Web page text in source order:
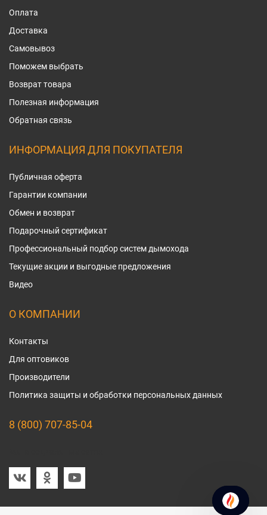
Оплата
Доставка
Самовывоз
Поможем выбрать
Возврат товара
Полезная информация
Обратная связь
ИНФОРМАЦИЯ ДЛЯ ПОКУПАТЕЛЯ
Публичная оферта
Гарантии компании
Обмен и возврат
Подарочный сертификат
Профессиональный подбор систем дымохода
Текущие акции и выгодные предложения
Видео
О КОМПАНИИ
Контакты
Для оптовиков
Производители
Политика защиты и обработки персональных данных
8 (800) 707-85-04